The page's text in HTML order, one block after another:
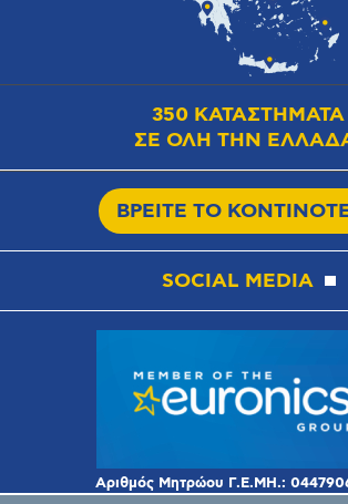
350 ΚΑΤΑΣΤΗΜΑΤΑ
ΣΕ ΟΛΗ ΤΗΝ
ΒΡΕΙΤΕ ΤΟ
SOCIAL MEDIA